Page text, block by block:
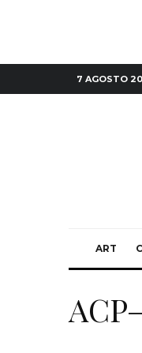
7 AGOSTO
ART